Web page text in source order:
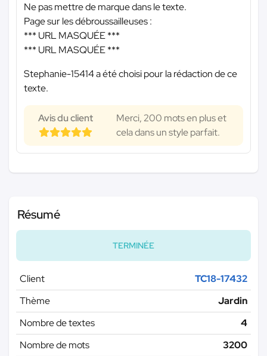
Ne pas mettre de marque dans le texte.
Page sur les débroussailleuses :
*** URL MASQUÉE ***
*** URL MASQUÉE ***
Stephanie-15414 a été choisi pour la rédaction de ce
texte.
Avis du client
Merci, 200 mots en plus et
cela dans un style parfait.
Résumé
TERMINÉE
Client
TC18-17432
Thème
Jardin
Nombre de textes
4
Nombre de mots
3200